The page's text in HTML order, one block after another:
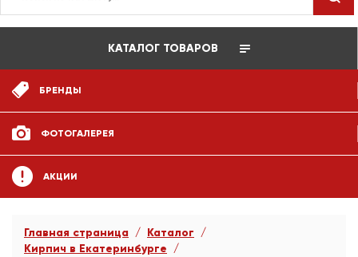
КАТАЛОГ ТОВАРОВ
БРЕНДЫ
ФОТОГАЛЕРЕЯ
АКЦИИ
Главная страница
Каталог
Кирпич в Екатеринбурге